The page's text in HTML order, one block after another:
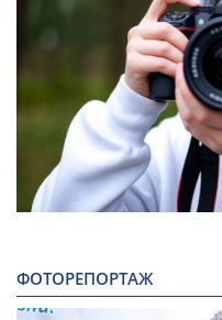
ФОТОРЕПОРТАЖ